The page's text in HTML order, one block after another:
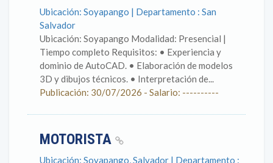
Ubicación: Soyapango | Departamento : San
Salvador
Ubicación: Soyapango Modalidad: Presencial |
Tiempo completo Requisitos: • Experiencia y
dominio de AutoCAD. • Elaboración de modelos
3D y dibujos técnicos. • Interpretación de...
Publicación: 30/07/2026 - Salario: ----------
MOTORISTA
Ubicación: Soyapango, Salvador | Departamento :